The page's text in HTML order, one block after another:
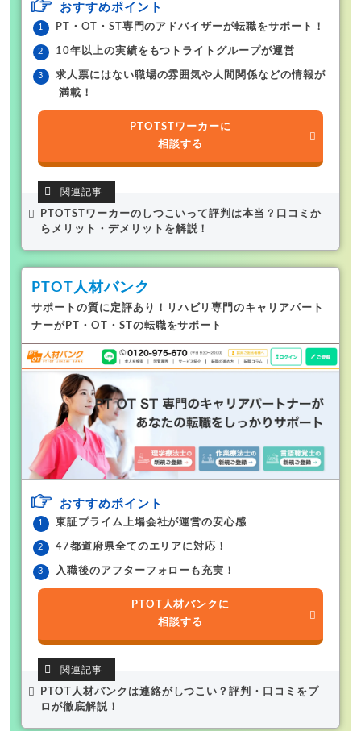
おすすめポイント
PT・OT・ST専門のアドバイザーが転職をサポート！
10年以上の実績をもつトライトグループが運営
求人票にはない職場の雰囲気や人間関係などの情報が
満載！
PTOTSTワーカーに
相談する
PTOTSTワーカーのしつこいって評判は本当？口コミか
らメリット・デメリットを解説！
PTOT人材バンク
サポートの質に定評あり！リハビリ専門のキャリアパート
ナーがPT・OT・STの転職をサポート
おすすめポイント
東証プライム上場会社が運営の安心感
47都道府県全てのエリアに対応！
入職後のアフターフォローも充実！
PTOT人材バンクに
相談する
PTOT人材バンクは連絡がしつこい？評判・口コミをプ
ロが徹底解説！